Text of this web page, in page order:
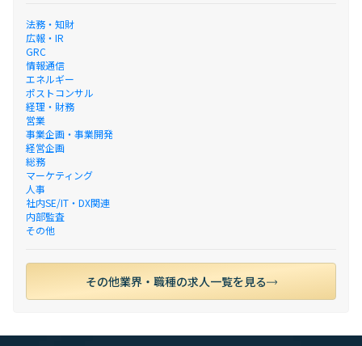
法務・知財
広報・IR
GRC
情報通信
エネルギー
ポストコンサル
経理・財務
営業
事業企画・事業開発
経営企画
総務
マーケティング
人事
社内SE/IT・DX関連
内部監査
その他
その他業界・職種の求人一覧を見る